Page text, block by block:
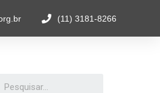
(11) 3181-8266